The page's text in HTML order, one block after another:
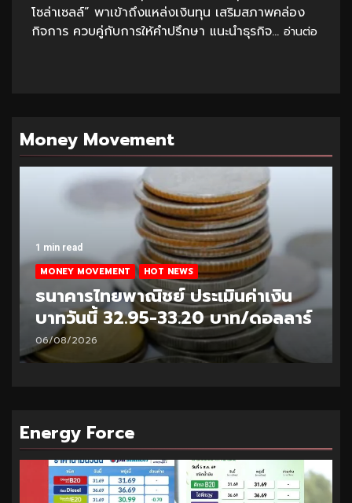
โซล่าเซลล์” พาเข้าถึงแหล่งเงินทุน เสริมสภาพคล่อง
กิจการ ควบคู่กับการให้คำปรึกษา แนะนำธุรกิจ... อ่านต่อ
Money Movement
1 min read
MONEY MOVEMENT HOT NEWS
ธนาคารไทยพาณิชย์ ประเมินค่าเงิน
บาทวันนี้ 33.10-33.35 บาท/ดอลลาร์
05/08/2026
Energy Force